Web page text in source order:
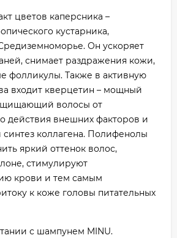
цветов каперсника –
кустарника,
Он ускоряет
снимает раздражения кожи,
фолликулы. Также в активную
входит кверцетин – мощный
волосы от
действия внешних факторов и
коллагена. Полифенолы
яркий оттенок волос,
стимулируют
крови и тем самым
к коже головы питательных
с шампунем MINU.